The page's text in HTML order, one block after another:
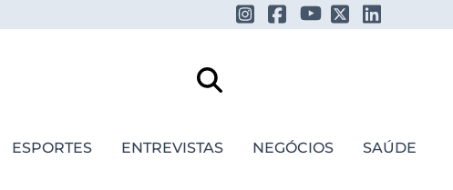
ESPORTES ENTREVISTAS NEGÓCIOS SAÚDE